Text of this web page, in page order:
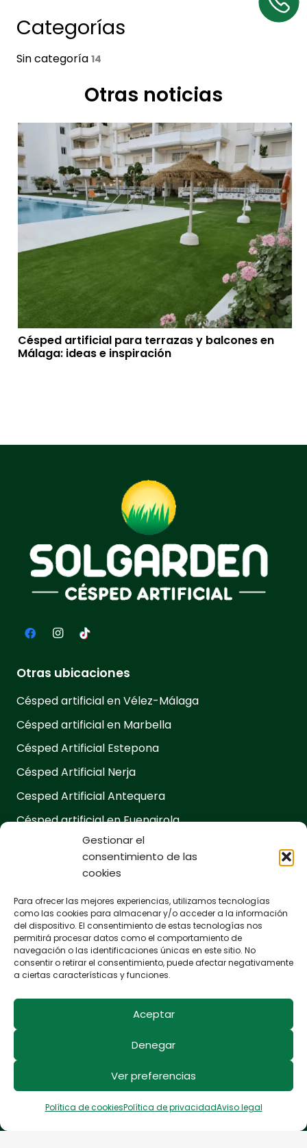
Gestionar el
consentimiento de las
cookies
Para ofrecer las mejores experiencias, utilizamos tecnologías
como las cookies para almacenar y/o acceder a la información
del dispositivo. El consentimiento de estas tecnologías nos
permitirá procesar datos como el comportamiento de
navegación o las identificaciones únicas en este sitio. No
consentir o retirar el consentimiento, puede afectar negativamente
a ciertas características y funciones.
Aceptar
Denegar
Ver preferencias
Política de cookiesPolítica de privacidadAviso legal
Categorías
Sin categoría 14
Otras noticias
Césped artificial para terrazas y balcones en
Málaga: ideas e inspiración
Otras ubicaciones
Césped artificial en Vélez-Málaga
Césped artificial en Marbella
Césped Artificial Estepona
Césped Artificial Nerja
Cesped Artificial Antequera
Césped artificial en Fuengirola
Proyectos
Césped artificial para Terraza y Jardín
Césped artificial para Eventos
Césped Artificial para Gimnasios
Césped Artificial Decorativo
Blog